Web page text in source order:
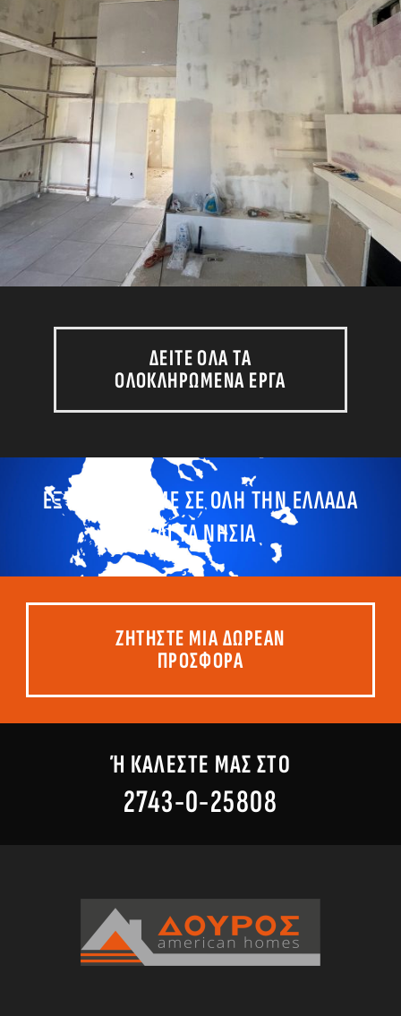
ΔΕΙΤΕ ΟΛΑ ΤΑ
ΟΛΟΚΛΗΡΩΜΕΝΑ ΕΡΓΑ
ΕΞΥΠΗΡΕΤΟΥΜΕ ΣΕ ΟΛΗ ΤΗΝ ΕΛΛΑΔΑ
ΚΑΙ ΤΑ ΝΗΣΙΑ
ΖΗΤΗΣΤΕ ΜΙΑ ΔΩΡΕΑΝ
ΠΡΟΣΦΟΡΑ
Ή ΚΑΛΕΣΤΕ ΜΑΣ ΣΤΟ
2743-0-25808